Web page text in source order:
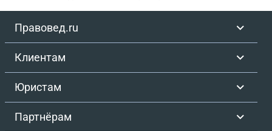
Правовед.ru
Клиентам
Юристам
Партнёрам